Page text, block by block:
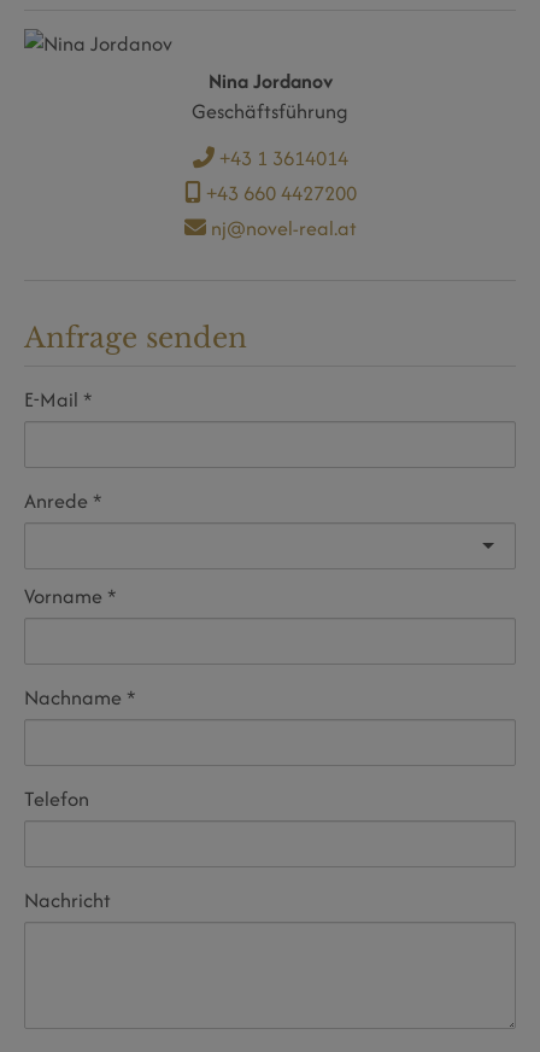
Nina Jordanov
Geschäftsführung
+43 1 3614014
+43 660 4427200
nj@novel-real.at
Anfrage senden
E-Mail
Anrede
Vorname
Nachname
Telefon
Nachricht